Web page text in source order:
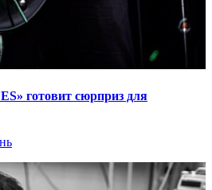
готовит сюрприз для